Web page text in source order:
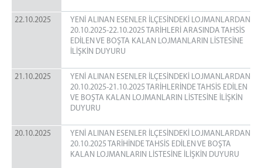
Hakim İşlemleri Bürosu
Personel İşlemleri Bürosu
UYAP & Sınav İşlemleri Bürosu
Yetkilendirme İşlemleri Bürosu
Cezaevi İşlemleri Bürosu
Disiplin İşlemleri Bürosu
Staj İşlemleri Bürosu
BİLGİ İŞLEM MÜD.
22.10.2025
YENİ ALINAN ESENLER İLÇESİNDEKİ LOJMANLARDAN
20.10.2025-22.10.2025 TARİHLERİ ARASINDA TAHSİS
EDİLEN VE BOŞTA KALAN LOJMANLARIN LİSTESİNE
İLİŞKİN DUYURU
21.10.2025
YENİ ALINAN ESENLER İLÇESİNDEKİ LOJMANLARDAN
20.10.2025-21.10.2025 TARİHLERİNDE TAHSİS EDİLEN
VE BOŞTA KALAN LOJMANLARIN LİSTESİNE İLİŞKİN
DUYURU
20.10.2025
YENİ ALINAN ESENLER İLÇESİNDEKİ LOJMANLARDAN
20.10.2025 TARİHİNDE TAHSİS EDİLEN VE BOŞTA
KALAN LOJMANLARIN LİSTESİNE İLİŞKİN DUYURU